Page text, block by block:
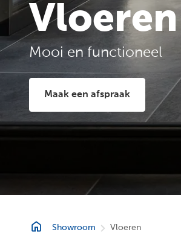
Vloeren
Mooi en functioneel
Maak een afspraak
Showroom Vloeren